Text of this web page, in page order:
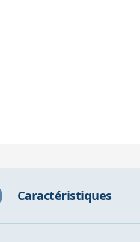
Caractéristiques